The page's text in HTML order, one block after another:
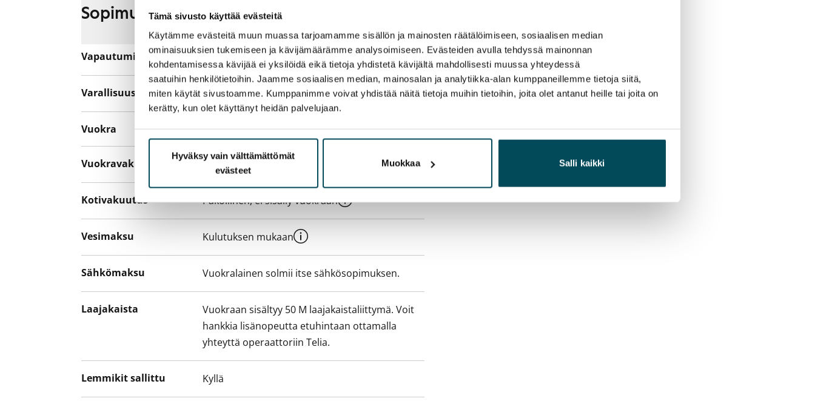
Tämä sivusto käyttää evästeitä
Käytämme evästeitä muun muassa tarjoamamme sisällön ja mainosten räätälöimiseen, sosiaalisen median
ominaisuuksien tukemiseen ja kävijämäärämme analysoimiseen. Evästeiden avulla tehdyssä mainonnan
kohdentamisessa kävijää ei yksilöidä eikä tietoja yhdistetä kävijältä mahdollisesti muussa yhteydessä
saatuihin henkilötietoihin. Jaamme sosiaalisen median, mainosalan ja analytiikka-alan kumppaneillemme tietoja siitä,
miten käytät sivustoamme. Kumppanimme voivat yhdistää näitä tietoja muihin tietoihin, joita olet antanut heille tai joita on
kerätty, kun olet käyttänyt heidän palvelujaan.
Hyväksy vain välttämättömät
evästeet
Muokkaa Salli kaikki
Sopimus ja maksut
Vapautuminen Vuokrattu
Varallisuusrajat Ei
Vuokra
Vuokravakuus 0 €, (yrityksille min. 1 kk vuokra)
Kotivakuutus Pakollinen, ei sisälly vuokraan
Vesimaksu Kulutuksen mukaan
Sähkömaksu Vuokralainen solmii itse sähkösopimuksen.
Laajakaista
Vuokraan sisältyy 50 M laajakaistaliittymä. Voit
hankkia lisänopeutta etuhintaan ottamalla
yhteyttä operaattoriin Telia.
Lemmikit sallittu Kyllä